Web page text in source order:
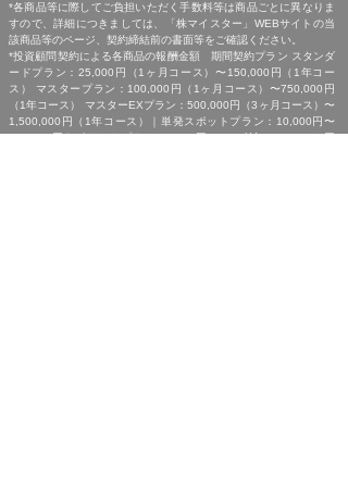
*各商品等に際してご負担いただく手数料等は商品ごとに異なりま
すので、詳細につきましては、「株マイスター」WEBサイトの当
該商品等のページ、契約締結前の書面等をご確認ください。
*投資顧問契約による各商品の報酬金額 期間契約プラン スタンダ
ードプラン：25,000円（1ヶ月コース）〜150,000円（1年コー
ス） マスタープラン：100,000円（1ヶ月コース）〜750,000円
（1年コース） マスターEXプラン：500,000円（3ヶ月コース）〜
1,500,000円（1年コース）｜単発スポットプラン：10,000円〜
300,000円｜ポイントプラン：5,000円（60pt付与）〜50,000円